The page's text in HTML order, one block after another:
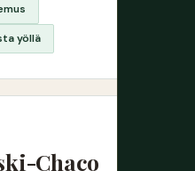
yöllä
Chaco